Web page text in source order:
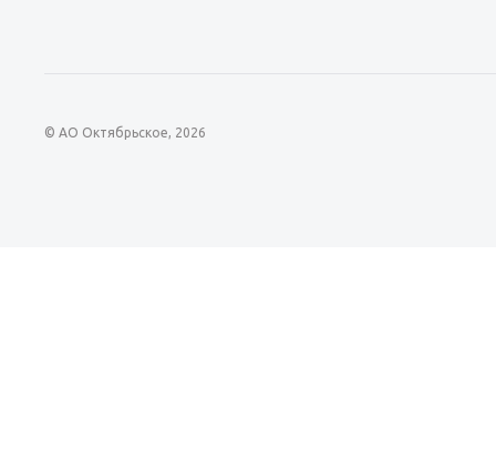
© АО Октябрьское, 2026